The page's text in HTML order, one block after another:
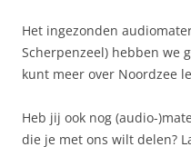
Het ingezonden
Scherpenzeel) hebben we
kunt meer over Noordzee
Heb jij ook nog (audio-
die je met ons wilt delen?